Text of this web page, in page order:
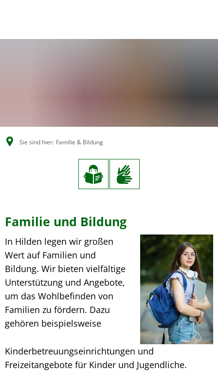
CS
Sie sind hier: Familie & Bildung
Familie und Bildung
In Hilden legen wir großen
Wert auf Familien und
Bildung. Wir bieten vielfältige
Unterstützung und Angebote,
um das Wohlbefinden von
Familien zu fördern. Dazu
gehören beispielsweise
Kinderbetreuungseinrichtungen und
Freizeitangebote für Kinder und Jugendliche.